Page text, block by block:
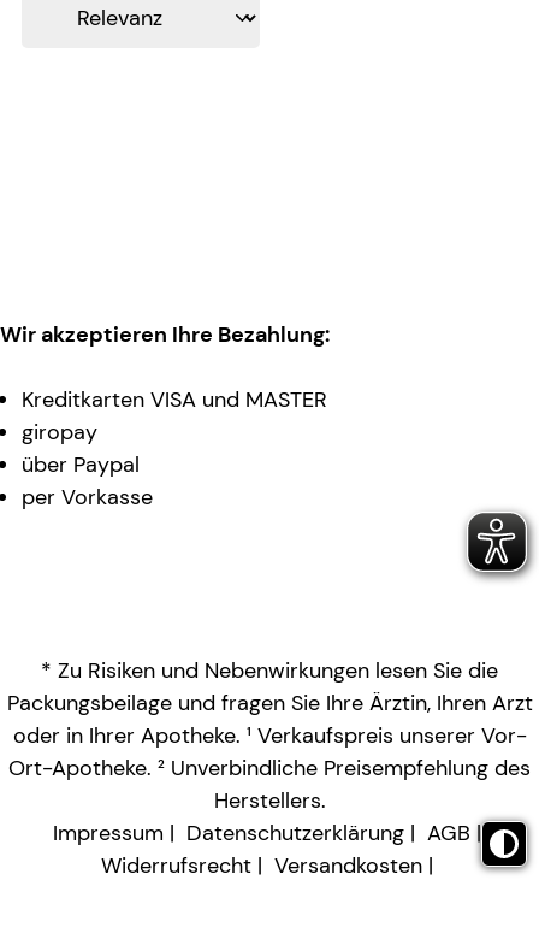
Wir akzeptieren Ihre Bezahlung:
Kreditkarten VISA und MASTER
giropay
über Paypal
per Vorkasse
* Zu Risiken und Nebenwirkungen lesen Sie die
Packungsbeilage und fragen Sie Ihre Ärztin, Ihren Arzt
oder in Ihrer Apotheke. ¹ Verkaufspreis unserer Vor-
Ort-Apotheke. ² Unverbindliche Preisempfehlung des
Herstellers.
Impressum
Datenschutzerklärung
AGB
Widerrufsrecht
Versandkosten